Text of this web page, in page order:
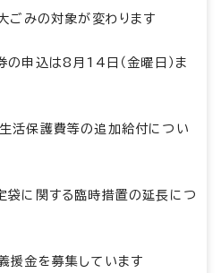
ごみの対象が変わります
の申込は8月14日（金曜日）ま
活保護費等の追加給付につい
袋に関する臨時措置の延長につ
援金を募集しています